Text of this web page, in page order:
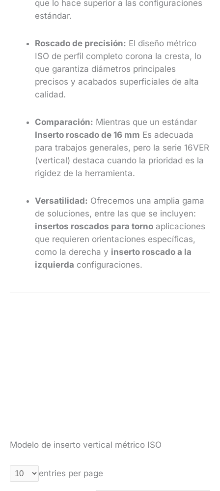
que lo hace superior a las configuraciones
estándar.
Roscado de precisión: El diseño métrico
ISO de perfil completo corona la cresta, lo
que garantiza diámetros principales
precisos y acabados superficiales de alta
calidad.
Comparación: Mientras que un estándar
Inserto roscado de 16 mm Es adecuada
para trabajos generales, pero la serie 16VER
(vertical) destaca cuando la prioridad es la
rigidez de la herramienta.
Versatilidad: Ofrecemos una amplia gama
de soluciones, entre las que se incluyen:
insertos roscados para torno aplicaciones
que requieren orientaciones específicas,
como la derecha y inserto roscado a la
izquierda configuraciones.
Modelo de inserto vertical métrico ISO
entries per page